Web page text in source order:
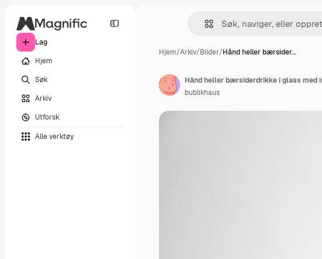
Lag
Hjem
Søk
Arkiv
Utforsk
Alle verktøy
Hjem/Arkiv/Bilder/Hånd heller bærsider…
bublikhaus